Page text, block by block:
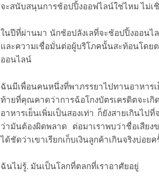
จะสนับสนุนการช้อปปิ้งออฟไลน์ใช่ไหม ไม่เ
ในปีที่ผ่านมา นักช้อปลังเลที่จะช้อปปิ้งออน
และความเชื่อมั่นต่อผู้บริโภคนั้นสะท้อนโดย
ออนไลน์
ฉันมีเพื่อนคนหนึ่งที่พาภรรยาไปทานอาหา
ท้ายที่คุณคาดว่าการฉ้อโกงบัตรเครดิตจะเกิ
อาหารเย็นเพิ่มเป็นสองเท่า ก็ยังสายเกินไป
ว่ามันต้องผิดพลาด ต่อมาเราพบว่าชื่อเสีย
ได้ชัดว่าเขาเรียกเก็บเงินลูกค้าเกินจริงบ่อย
ฉันไม่รู้. มันเป็นโลกที่ตลกที่เราอาศัยอยู่